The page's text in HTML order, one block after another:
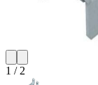
1 / 2